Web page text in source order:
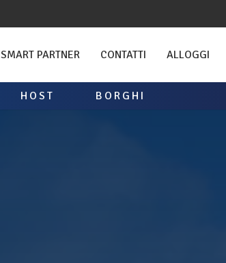
SMART PARTNER CONTATTI ALLOGGI
HOST BORGHI